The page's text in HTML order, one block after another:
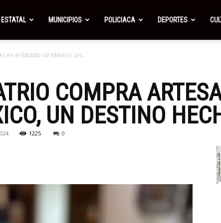
ESTATAL MUNICIPIOS POLICIACA DEPORTES
en el Estado de México, un...
COMPRA
UN DESTINO
1225 0